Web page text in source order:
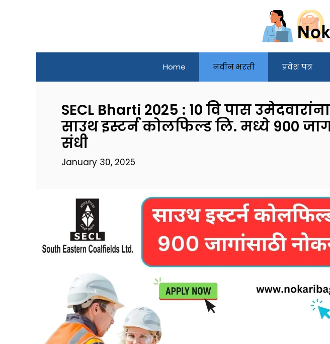
Home नवीन भरती प्रवेश पत्र
SECL Bharti 2025 : १० वि पास
साउथ इस्टर्न कोलफिल्ड लि. मध्ये 900
संधी
January 30, 2025